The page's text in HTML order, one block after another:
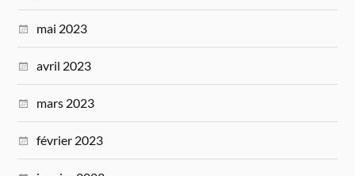
mai 2023
avril 2023
mars 2023
février 2023